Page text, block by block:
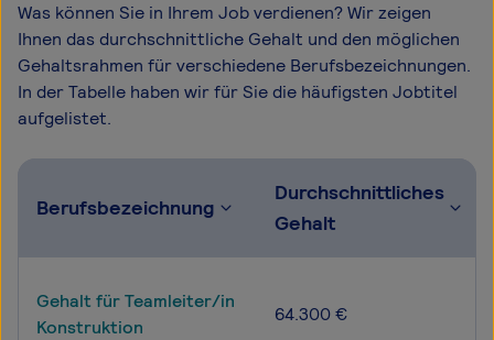
Was können Sie in Ihrem Job verdienen? Wir zeigen
Ihnen das durchschnittliche Gehalt und den möglichen
Gehaltsrahmen für verschiedene Berufsbezeichnungen.
In der Tabelle haben wir für Sie die häufigsten Jobtitel
aufgelistet.
Berufsbezeichnung
Durchschnittliches
Gehalt
Gehalt für Teamleiter/in
Konstruktion
64.300 €